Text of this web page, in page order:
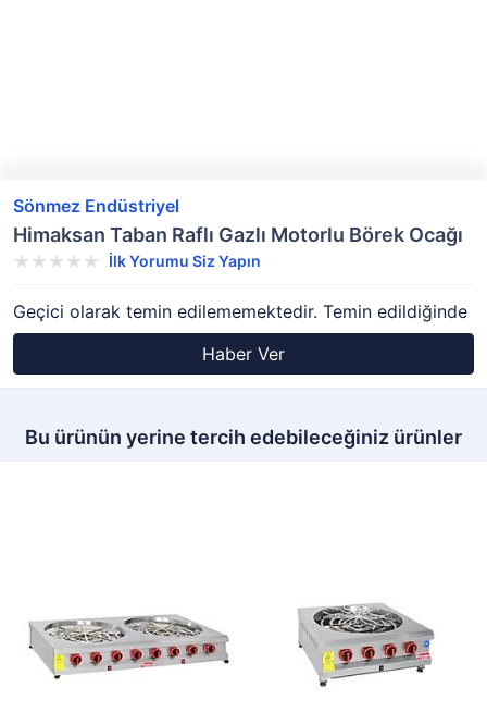
Sönmez Endüstriyel
Himaksan Taban Raflı Gazlı Motorlu Börek Ocağı
İlk Yorumu Siz Yapın
Geçici olarak temin edilememektedir. Temin edildiğinde
Haber Ver
Bu ürünün yerine tercih edebileceğiniz ürünler